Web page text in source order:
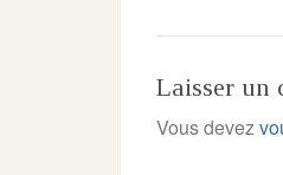
Laisser un
Vous devez